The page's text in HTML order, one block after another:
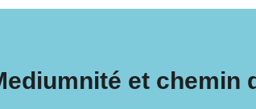
et chemin